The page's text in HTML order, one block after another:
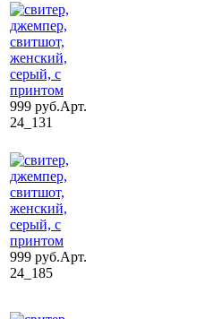
999 руб.Арт.
24_131
999 руб.Арт.
24_185